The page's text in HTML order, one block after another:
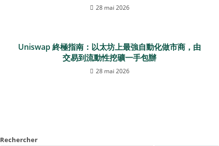
28 mai 2026
Uniswap 終極指南：以太坊上最強自動化做市商，由
交易到流動性挖礦一手包辦
28 mai 2026
Rechercher